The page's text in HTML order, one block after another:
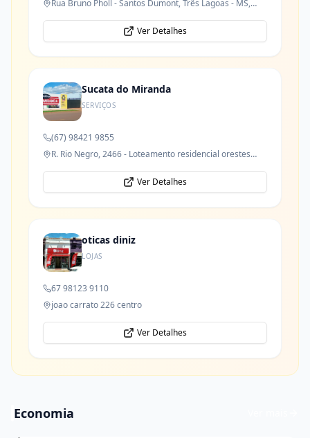
Rua Bruno Pholl - Santos Dumont, Três Lagoas - MS,
Ver Detalhes
Sucata do Miranda
SERVIÇOS
(67) 98421 9855
R. Rio Negro, 2466 - Loteamento residencial orestes
Ver Detalhes
oticas diniz
LOJAS
67 98123 9110
joao carrato 226 centro
Ver Detalhes
Economia